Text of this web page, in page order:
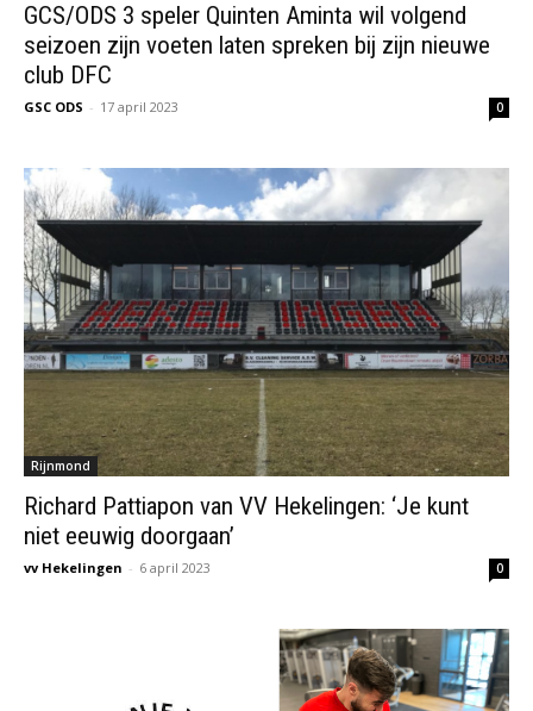
GCS/ODS 3 speler Quinten Aminta wil volgend
seizoen zijn voeten laten spreken bij zijn nieuwe
club DFC
GSC ODS - 17 april 2023 0
Rijnmond
Richard Pattiapon van VV Hekelingen: ‘Je kunt
niet eeuwig doorgaan’
vv Hekelingen - 6 april 2023 0